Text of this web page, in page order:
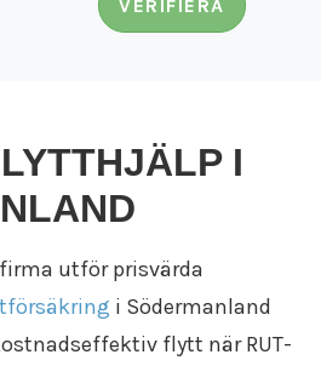
VERIFIERA
I
utförprisvärda
i Södermanland
flytt när RUT-